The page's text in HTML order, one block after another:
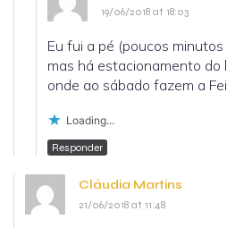
19/06/2018 at 18:03
Eu fui a pé (poucos
mas há estacionamento do
onde ao sábado fazem a
Loading...
Responder
Cláudia Martins
21/06/2018 at 11:48